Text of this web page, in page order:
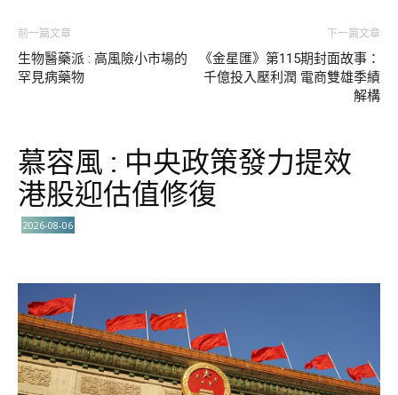
前一篇文章
生物醫藥派 : 高風險小市場的
罕見病藥物
下一篇文章
《金星匯》第115期封面故事：
千億投入壓利潤 電商雙雄季績
解構
慕容風 : 中央政策發力提效
港股迎估值修復
2026-08-06